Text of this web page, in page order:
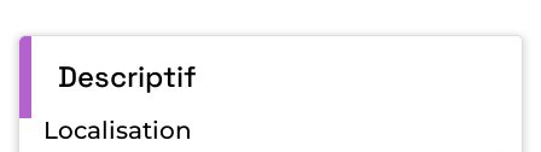
Descriptif
Localisation